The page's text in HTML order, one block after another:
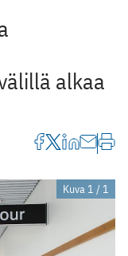
alkaa
Kuva 1 / 1